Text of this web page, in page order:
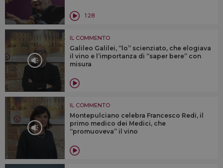
1:28
IL COMMENTO
Galileo Galilei, “lo” scienziato, che elogiava
il vino e l’importanza di “saper bere” con
misura
IL COMMENTO
Montepulciano celebra Francesco Redi, il
primo medico dei Medici, che
“promuoveva” il vino